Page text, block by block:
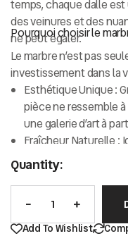
temps, chaque dalle
des veinures et des
ne peut égaler.
Pourquoi choisir le
Le marbre n’est pas
investissement dans la
Esthétique Unique :
pièce ne ressemble
une galerie d’art à
Fraîcheur Naturelle :
conserve une
Solidité et Longévité :
les décennies sans
Polyvalence :
revêtements de sol,
Quantity:
Add To Wishlist